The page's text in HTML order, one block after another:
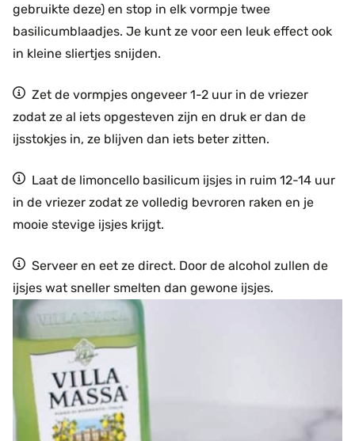
gebruikte deze) en stop in elk vormpje twee
basilicumblaadjes. Je kunt ze voor een leuk effect ook
in kleine sliertjes snijden.
Zet de vormpjes ongeveer 1-2 uur in de vriezer
zodat ze al iets opgesteven zijn en druk er dan de
ijsstokjes in, ze blijven dan iets beter zitten.
Laat de limoncello basilicum ijsjes in ruim 12-14 uur
in de vriezer zodat ze volledig bevroren raken en je
mooie stevige ijsjes krijgt.
Serveer en eet ze direct. Door de alcohol zullen de
ijsjes wat sneller smelten dan gewone ijsjes.